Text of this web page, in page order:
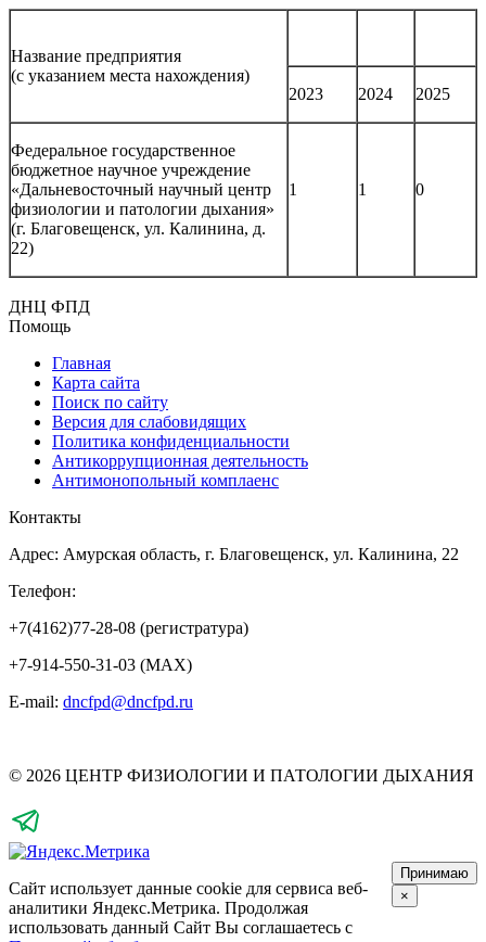
Название предприятия
(с указанием места нахождения)
2023
2024 2025
Федеральное государственное
бюджетное научное учреждение
«Дальневосточный научный центр
физиологии и патологии дыхания»
(г. Благовещенск, ул. Калинина, д.
22)
1 1 0
ДНЦ ФПД
Помощь
Главная
Карта сайта
Поиск по сайту
Версия для слабовидящих
Политика конфиденциальности
Антикоррупционная деятельность
Антимонопольный комплаенс
Контакты
Адрес: Амурская область, г. Благовещенск, ул. Калинина, 22
Телефон:
+7(4162)77-28-08 (регистратура)
+7-914-550-31-03 (MAX)
E-mail: dncfpd@dncfpd.ru
© 2026 ЦЕНТР ФИЗИОЛОГИИ И ПАТОЛОГИИ ДЫХАНИЯ
Сайт использует данные cookie для сервиса веб-
аналитики Яндекс.Метрика. Продолжая
использовать данный Сайт Вы соглашаетесь с
Принимаю
×